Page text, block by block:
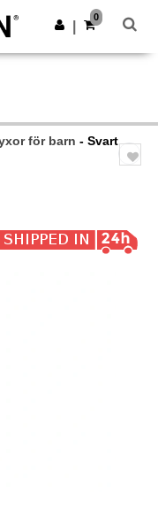
Hämta app
0
för barn - Svart